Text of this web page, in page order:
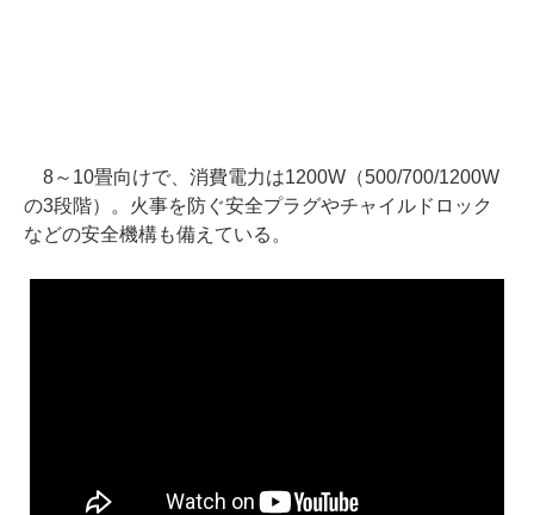
8～10畳向けで、消費電力は1200W（500/700/1200W
の3段階）。火事を防ぐ安全プラグやチャイルドロック
などの安全機構も備えている。